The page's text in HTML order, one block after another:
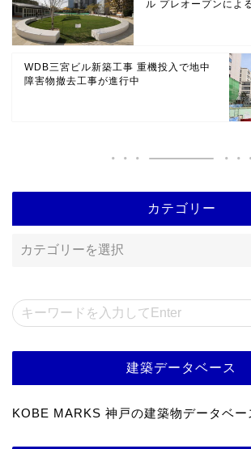
ル プレオープンによ
WDB三宮ビル新築工事 重機投入で地中
障害物撤去工事が進行中
カテゴリー
建築データベース
KOBE MARKS 神戸の建築物データベー